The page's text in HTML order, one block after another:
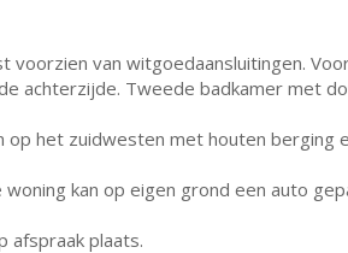
voorzien van witgoedaansluitingen.
achterzijde. Tweede badkamer met
op het zuidwesten met houten berging
kan op eigen grond een auto
afspraak plaats.